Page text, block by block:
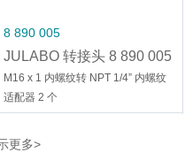
8 890 005
JULABO 转接头 8 890 005
M16 x 1 内螺纹转 NPT 1/4”
M16 x 1 内螺纹转 NPT 1/4” 内螺纹
适配器 2 个
更多>